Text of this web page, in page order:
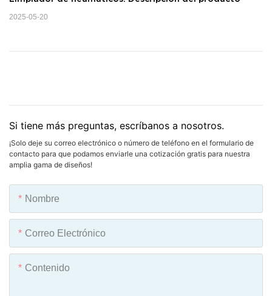
2025-05-20
Si tiene más preguntas, escríbanos a nosotros.
¡Solo deje su correo electrónico o número de teléfono en el formulario de
contacto para que podamos enviarle una cotización gratis para nuestra
amplia gama de diseños!
Nombre
Correo Electrónico
Contenido